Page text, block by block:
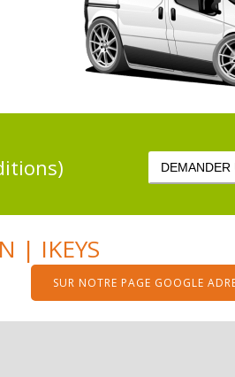
DEMANDER
| IKEYS
SUR NOTRE PAGE GOOGLE